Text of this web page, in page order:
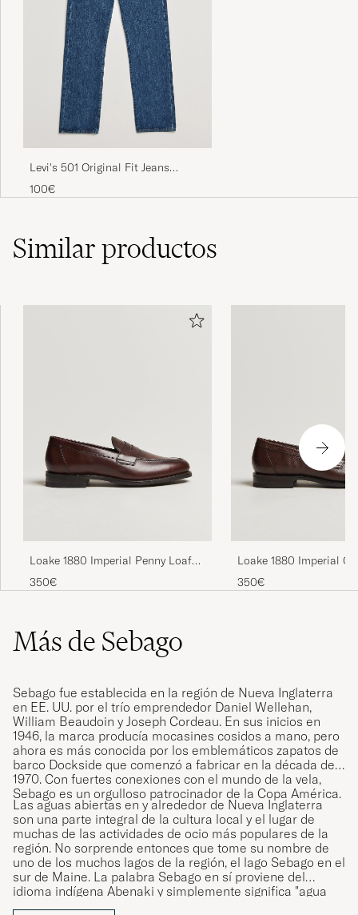
Små i størrelsen
HANS M COMPRADO EL EN CAREOFCARL.NO
De var kjempefine og veldig rask levering.
Men, dessverre så var de får små.
ELISABETH A
Levi's 501 Original Fit Jeans
Stonewash
100€
Similarproductos
Loake 1880 Imperial Penny Loafer
Dark Brown
350€
Loake 1880 Imperial
Penny Loafer Dark
350€
Más de Sebago
Sebago fue establecida en la región de Nueva Inglaterra
en EE. UU. por el trío emprendedor Daniel Wellehan,
William Beaudoin y Joseph Cordeau. En sus inicios en
1946, la marca producía mocasines cosidos a mano, pero
ahora es más conocida por los emblemáticos zapatos de
barco Dockside que comenzó a fabricar en la década de
1970. Con fuertes conexiones con el mundo de la vela,
Sebago es un orgulloso patrocinador de la Copa América.
Las aguas abiertas en y alrededor de Nueva Inglaterra
son una parte integral de la cultura local y el lugar de
muchas de las actividades de ocio más populares de la
región. No sorprende entonces que tome su nombre de
uno de los muchos lagos de la región, el lago Sebago en el
sur de Maine. La palabra Sebago en sí proviene del
idioma indígena Abenaki y simplemente significa "agua
grande".